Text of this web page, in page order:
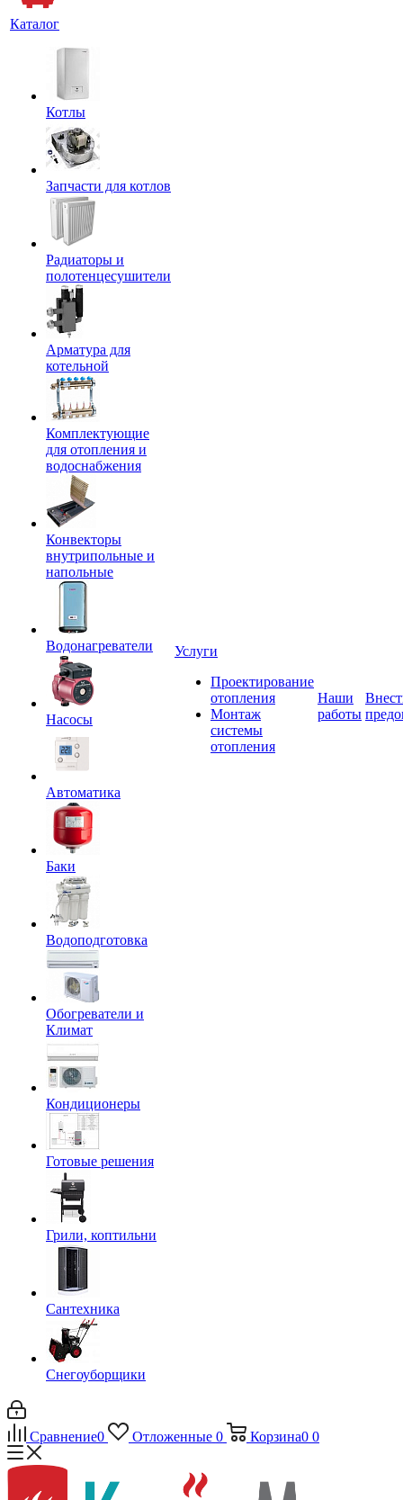
Каталог
Котлы
Запчасти для котлов
Радиаторы и
полотенцесушители
Арматура для
котельной
Комплектующие
для отопления и
водоснабжения
Конвекторы
внутрипольные и
напольные
Водонагреватели
Насосы
Автоматика
Баки
Водоподготовка
Обогреватели и
Климат
Кондиционеры
Готовые решения
Грили, коптильни
Сантехника
Снегоуборщики
Услуги
Проектирование
отопления
Монтаж
системы
отопления
Наши
работы
Сравнение0 Отложенные 0 Корзина0 0